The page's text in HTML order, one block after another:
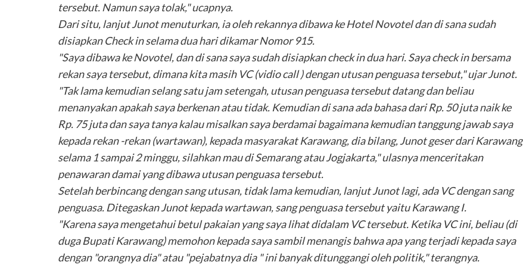
tersebut. Namun saya tolak," ucapnya.
Dari situ, lanjut Junot menuturkan, ia oleh rekannya dibawa ke Hotel Novotel dan di sana sudah
disiapkan Check in selama dua hari dikamar Nomor 915.
"Saya dibawa ke Novotel, dan di sana saya sudah disiapkan check in dua hari. Saya check in bersama
rekan saya tersebut, dimana kita masih VC (vidio call ) dengan utusan penguasa tersebut," ujar Junot.
"Tak lama kemudian selang satu jam setengah, utusan penguasa tersebut datang dan beliau
menanyakan apakah saya berkenan atau tidak. Kemudian di sana ada bahasa dari Rp. 50 juta naik ke
Rp. 75 juta dan saya tanya kalau misalkan saya berdamai bagaimana kemudian tanggung jawab saya
kepada rekan -rekan (wartawan), kepada masyarakat Karawang, dia bilang, Junot geser dari Karawang
selama 1 sampai 2 minggu, silahkan mau di Semarang atau Jogjakarta," ulasnya menceritakan
penawaran damai yang dibawa utusan penguasa tersebut.
Setelah berbincang dengan sang utusan, tidak lama kemudian, lanjut Junot lagi, ada VC dengan sang
penguasa. Ditegaskan Junot kepada wartawan, sang penguasa tersebut yaitu Karawang I.
"Karena saya mengetahui betul pakaian yang saya lihat didalam VC tersebut. Ketika VC ini, beliau (di
duga Bupati Karawang) memohon kepada saya sambil menangis bahwa apa yang terjadi kepada saya
dengan "orangnya dia" atau "pejabatnya dia " ini banyak ditunggangi oleh politik," terangnya.